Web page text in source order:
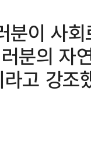
분이 사
분의 자
고 강조